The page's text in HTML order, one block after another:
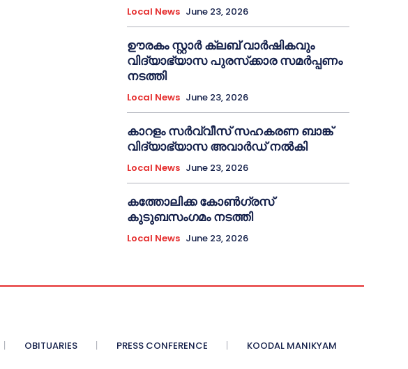
Local News June 23, 2026
ഊരകം സ്റ്റാർ ക്ലബ് വാർഷികവും
വിദ്യാഭ്യാസ പുരസ്‌ക്കാര സമർപ്പണം
നടത്തി
Local News June 23, 2026
കാറളം സർവ്വീസ് സഹകരണ ബാങ്ക്
വിദ്യാഭ്യാസ അവാർഡ് നൽകി
Local News June 23, 2026
കത്തോലിക്ക കോൺഗ്രസ്
കുടുബസംഗമം നടത്തി
Local News June 23, 2026
OBITUARIES PRESS CONFERENCE KOODAL MANIKYAM